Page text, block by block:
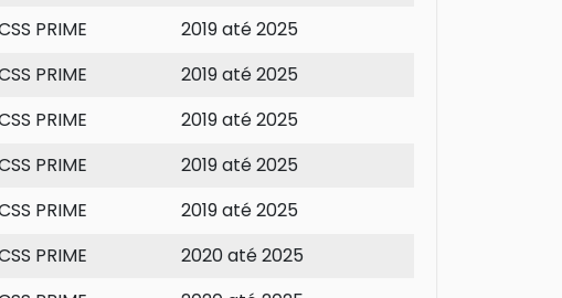
PRIME
2019 até 2025
PRIME
2019 até 2025
PRIME
2019 até 2025
PRIME
2019 até 2025
PRIME
2019 até 2025
PRIME
2020 até 2025